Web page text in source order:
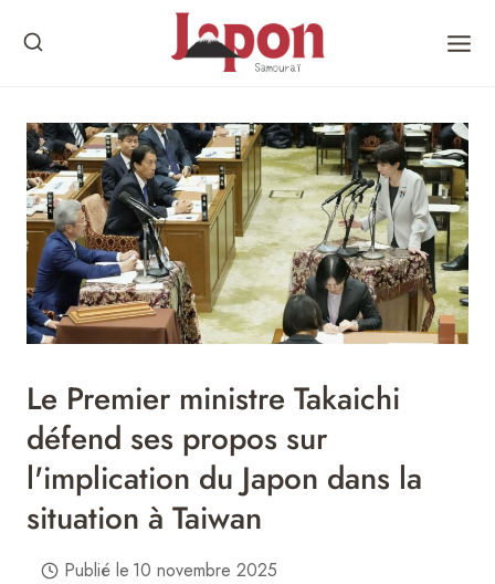
Le Premier ministre Takaichi
défend ses propos sur
l'implication du Japon dans la
situation à Taiwan
Publié le 10 novembre 2025